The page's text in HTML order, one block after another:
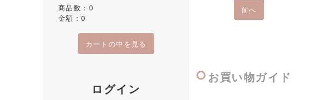
商品数：0
金額：0
カートの中を見る
ログイン
前へ
お買い物ガイド